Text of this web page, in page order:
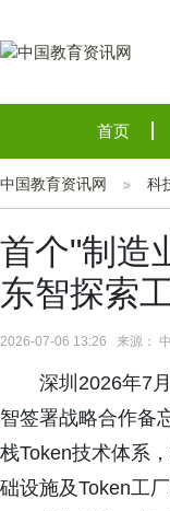
首页
中国教育资讯网 科
首个"制造
东智探索
2026-07-06 13:26 来源：
深圳2026年7
智签署战略合作备
栈Token技术体系
础设施及Token工